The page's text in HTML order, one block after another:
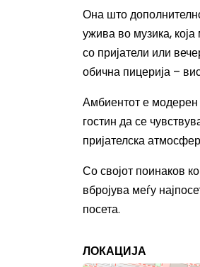
Она што
ужива во музика,
со пријатели или
обична пицерија –
Амбиентот е модерен
гостин да се
пријателска
Со својот поинаков
вбројува меѓу
посета.
ЛОКАЦИЈА